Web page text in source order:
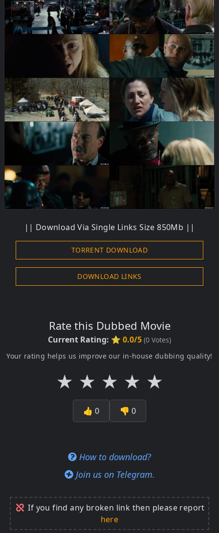
|| Download Via Single Links Size 850Mb ||
TORRENT DOWNLOAD
DOWNLOAD LINKS
Rate this Dubbed Movie
Current Rating: ⭐ 0.0/5 (0 Votes)
Your rating helps us improve our in-house dubbing quality!
★ ★ ★ ★ ★
👍 0 👎 0
How to download?
Join us on Telegram.
If you find any broken link then please report
here